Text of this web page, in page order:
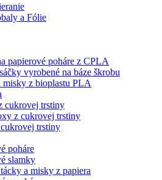
a Fólie
papierové poháre z CPLA
vyrobené na báze škrobu
misky z bioplastu PLA
cukrovej trstiny
z cukrovej trstiny
trstiny
poháre
slamky
a misky z papiera